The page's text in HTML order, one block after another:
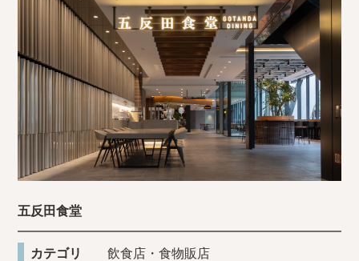
五反田食堂
カテゴリ 飲食店・食物販店